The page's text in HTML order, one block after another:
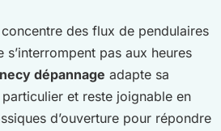
des flux de pendulaires
pas aux heures
dépannage adapte sa
et reste joignable en
d’ouverture pour répondre